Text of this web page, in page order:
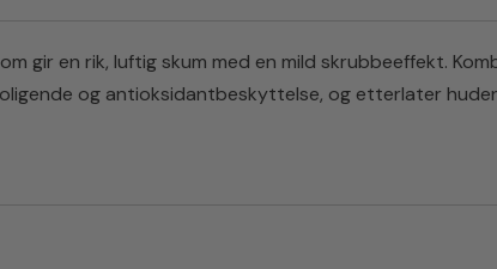
gir en rik, luftig skum med en mild skrubbeeffekt.
og antioksidantbeskyttelse, og etterlater